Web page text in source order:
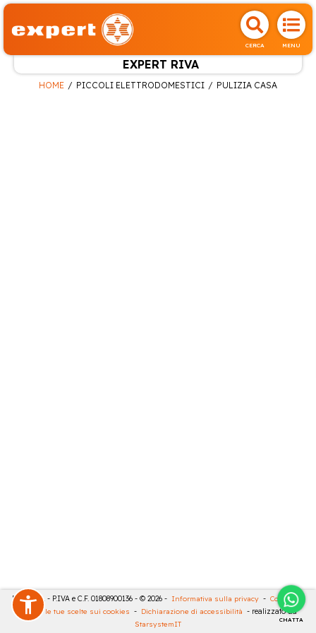
CERCA MENU
EXPERT RIVA
CHATTA
HOME PICCOLI ELETTRODOMESTICI PULIZIA CASA
RIVA SRL - P.IVA e C.F. 01808900136 - © 2026 - Informativa sulla privacy - Cookies
Rivedi le tue scelte sui cookies - Dichiarazione di accessibilità - realizzato da
StarsystemIT